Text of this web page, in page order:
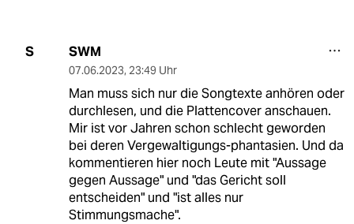
S SWM
07.06.2023, 23:49 Uhr
Man muss sich nur die Songtexte anhören oder
durchlesen, und die Plattencover anschauen.
Mir ist vor Jahren schon schlecht geworden
bei deren Vergewaltigungs-phantasien. Und da
kommentieren hier noch Leute mit "Aussage
gegen Aussage" und "das Gericht soll
entscheiden" und "ist alles nur
Stimmungsmache".